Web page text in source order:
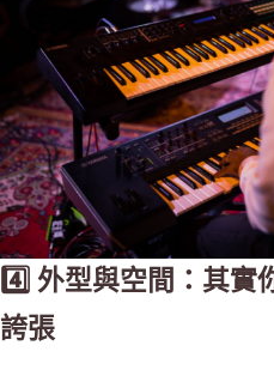
4️⃣ 外型與空間：其實
誇張